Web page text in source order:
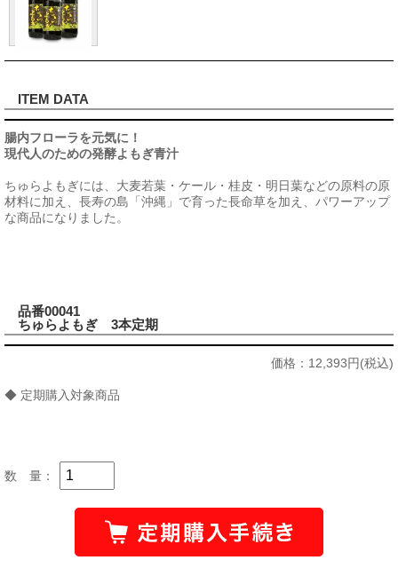
ITEM DATA
腸内フローラを元気に！
現代人のための発酵よもぎ青汁
ちゅらよもぎには、大麦若葉・ケール・桂皮・明日葉などの原料の原
材料に加え、長寿の島「沖縄」で育った長命草を加え、パワーアップ
な商品になりました。
品番00041
ちゅらよもぎ 3本定期
価格： 12,393円(税込)
◆ 定期購入対象商品
数 量：